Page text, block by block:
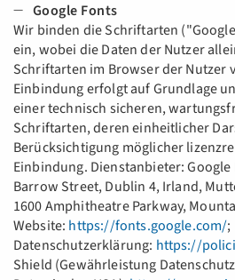
Google Fonts
Wir binden die Schriftarten
ein, wobei die Daten der Nutzer
Schriftarten im Browser der Nutzer
Einbindung erfolgt auf Grundlage
einer technisch sicheren,
Schriftarten, deren einheitlicher
Berücksichtigung möglicher
Einbindung. Dienstanbieter:
Barrow Street, Dublin 4, Irland,
1600 Amphitheatre Parkway,
Website: https://fonts.google.com/;
Datenschutzerklärung: https://
Shield (Gewährleistung